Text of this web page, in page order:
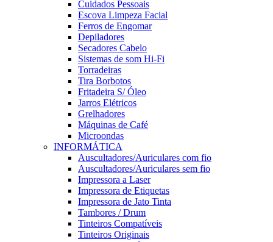
Cuidados Pessoais
Escova Limpeza Facial
Ferros de Engomar
Depiladores
Secadores Cabelo
Sistemas de som Hi-Fi
Torradeiras
Tira Borbotos
Fritadeira S/ Óleo
Jarros Elétricos
Grelhadores
Máquinas de Café
Microondas
INFORMÁTICA
Auscultadores/Auriculares com fio
Auscultadores/Auriculares sem fio
Impressora a Laser
Impressora de Etiquetas
Impressora de Jato Tinta
Tambores / Drum
Tinteiros Compatíveis
Tinteiros Originais